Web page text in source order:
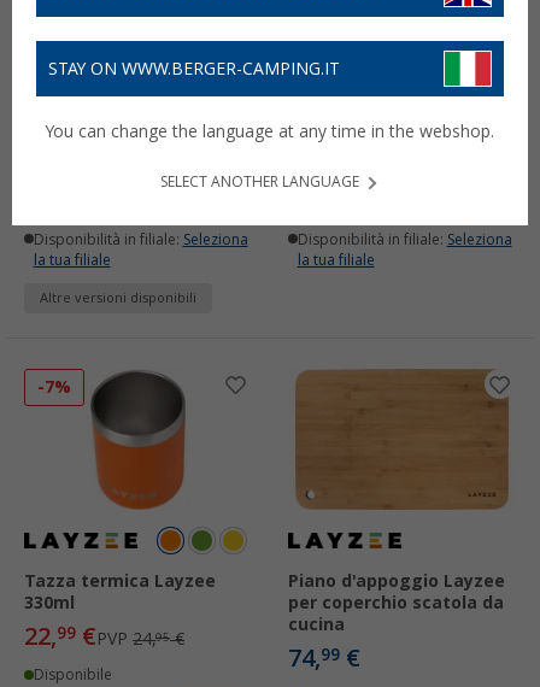
Set di 2 vasetti per spezie
Layzee da 120 ml
Disponibilità in filiale: Seleziona
la tua filiale
Altre versioni disponibili
Tagliere in bambù Layzee
34 x 25 cm
17,99 €
Disponibilità in filiale: Seleziona
la tua filiale
-7%
Tazza termica Layzee
330ml
22,99 €PVP 24,95€
Disponibile
Piano d'appoggio Layzee
per coperchio scatola da
cucina
74,99 €
STAY ON WWW.BERGER-CAMPING.IT
You can change the language at any time in the webshop.
SELECT ANOTHER LANGUAGE